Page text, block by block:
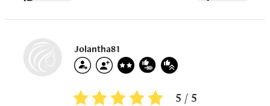
- uwielbiam stosować grubą warstwę na noc, jak maskę -
a rano budzę się ze zdrową, nawilżoną i taką gładką,
- bardzo ładny skład, bogaty, ale bez zbędnych substancji
- nie podrażnia!
- często w promocji
Jolantha81
5 / 5